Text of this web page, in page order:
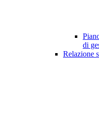
di
Relazione